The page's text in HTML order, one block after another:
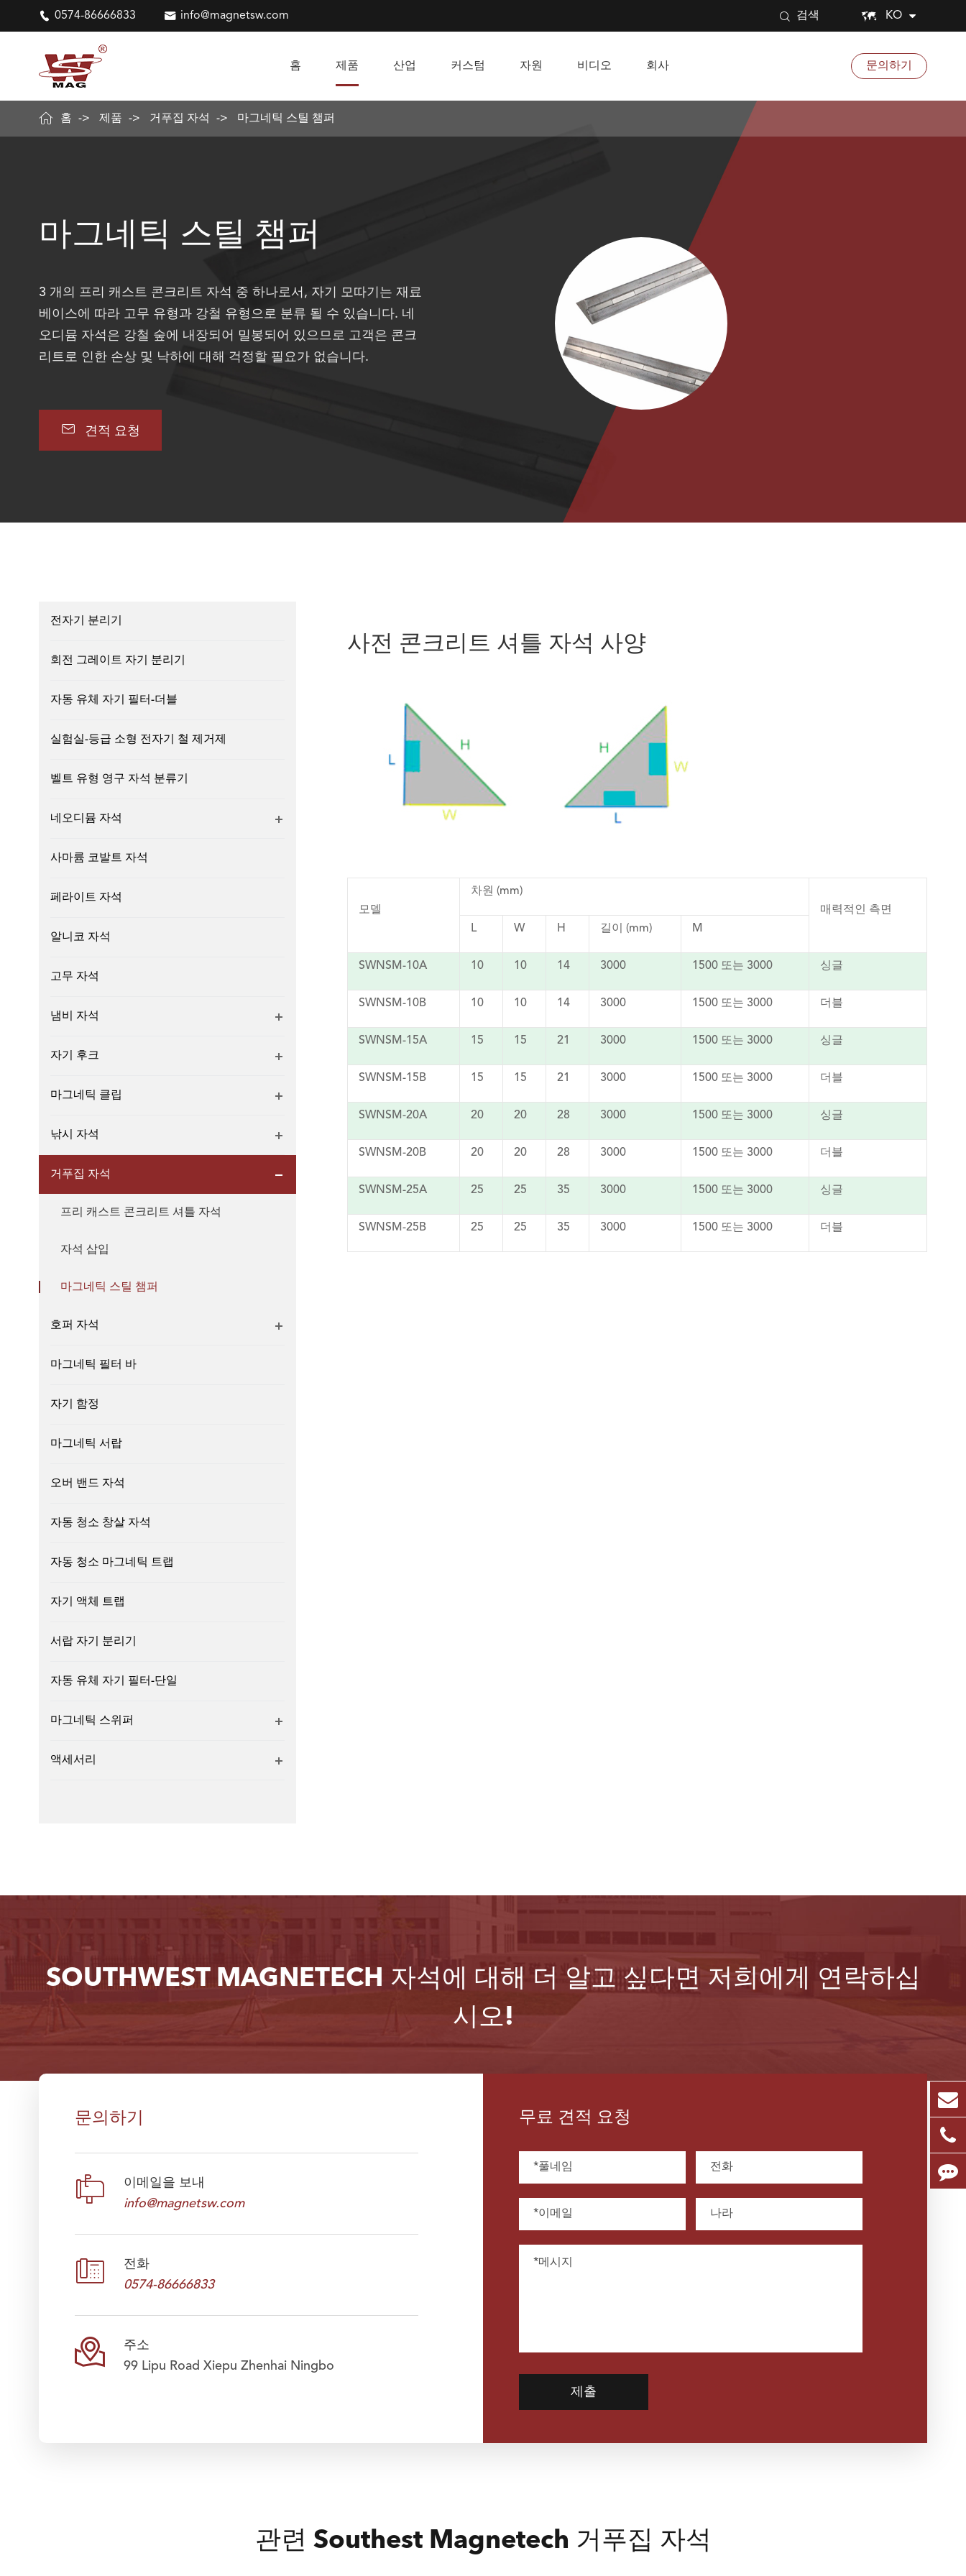
 0574-86666833  info@magnetsw.com  검색  KO
홈 제품 산업 커스텀 자원 비디오 회사 문의하기
 홈 제품 거푸집 자석 마그네틱 스틸 챔퍼
마그네틱 스틸 챔퍼
3 개의 프리 캐스트 콘크리트 자석 중 하나로서, 자기 모따기는 재료
베이스에 따라 고무 유형과 강철 유형으로 분류 될 수 있습니다. 네
오디뮴 자석은 강철 숲에 내장되어 밀봉되어 있으므로 고객은 콘크
리트로 인한 손상 및 낙하에 대해 걱정할 필요가 없습니다.
 견적 요청
전자기 분리기
회전 그레이트 자기 분리기
자동 유체 자기 필터-더블
실험실-등급 소형 전자기 철 제거제
벨트 유형 영구 자석 분류기
네오디뮴 자석
사마륨 코발트 자석
페라이트 자석
알니코 자석
고무 자석
냄비 자석
자기 후크
마그네틱 클립
낚시 자석
거푸집 자석
프리 캐스트 콘크리트 셔틀 자석
자석 삽입
마그네틱 스틸 챔퍼
호퍼 자석
마그네틱 필터 바
자기 함정
마그네틱 서랍
오버 밴드 자석
자동 청소 창살 자석
자동 청소 마그네틱 트랩
자기 액체 트랩
서랍 자기 분리기
자동 유체 자기 필터-단일
마그네틱 스위퍼
액세서리
사전 콘크리트 셔틀 자석 사양
모델
차원 (mm)
매력적인 측면
L
W H 길이 (mm) M
SWNSM-10A 10 10 14 3000 1500 또는 3000 싱글
SWNSM-10B 10 10 14 3000 1500 또는 3000 더블
SWNSM-15A 15 15 21 3000 1500 또는 3000 싱글
SWNSM-15B 15 15 21 3000 1500 또는 3000 더블
SWNSM-20A 20 20 28 3000 1500 또는 3000 싱글
SWNSM-20B 20 20 28 3000 1500 또는 3000 더블
SWNSM-25A 25 25 35 3000 1500 또는 3000 싱글
SWNSM-25B 25 25 35 3000 1500 또는 3000 더블
SOUTHWEST MAGNETECH 자석에 대해 더 알고 싶다면 저희에게 연락하십
시오!
문의하기

이메일을 보내
info@magnetsw.com

전화
0574-86666833

주소
99 Lipu Road Xiepu Zhenhai Ningbo
무료 견적 요청
제출
관련 Southest Magnetech 거푸집 자석